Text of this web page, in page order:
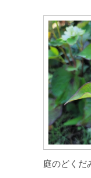
庭のどくだ